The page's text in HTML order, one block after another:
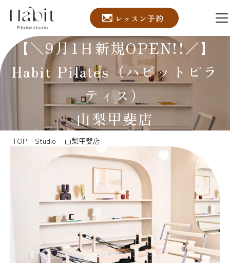
レッスン予約
【＼9月1日新規OPEN!!／】
Habit Pilates（ハビットピラ
ティス）
山梨甲斐店
TOP Studio 山梨甲斐店